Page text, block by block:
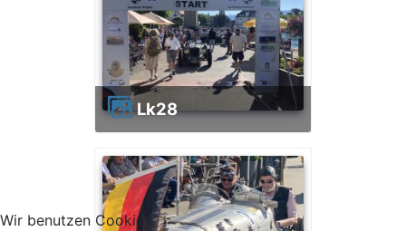
lk28
Wir benutzen Cookies